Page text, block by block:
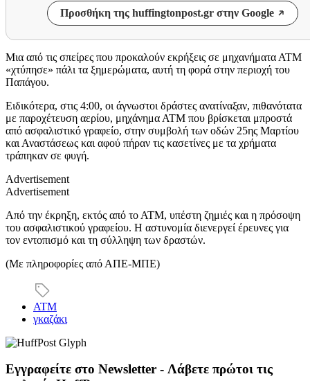
Προσθήκη της huffingtonpost.gr στην Google
Μια από τις σπείρες που προκαλούν εκρήξεις σε μηχανήματα ΑΤΜ
«χτύπησε» πάλι τα ξημερώματα, αυτή τη φορά στην περιοχή του
Παπάγου.
Ειδικότερα, στις 4:00, οι άγνωστοι δράστες ανατίναξαν, πιθανότατα
με παροχέτευση αερίου, μηχάνημα ΑΤΜ που βρίσκεται μπροστά
από ασφαλιστικό γραφείο, στην συμβολή των οδών 25ης Μαρτίου
και Αναστάσεως και αφού πήραν τις κασετίνες με τα χρήματα
τράπηκαν σε φυγή.
Advertisement
Advertisement
Από την έκρηξη, εκτός από το ΑΤΜ, υπέστη ζημιές και η πρόσοψη
του ασφαλιστικού γραφείου. Η αστυνομία διενεργεί έρευνες για
τον εντοπισμό και τη σύλληψη των δραστών.
(Με πληροφορίες από ΑΠΕ-ΜΠΕ)
ΑΤΜ
γκαζάκι
Εγγραφείτε στο Newsletter - Λάβετε πρώτοι τις